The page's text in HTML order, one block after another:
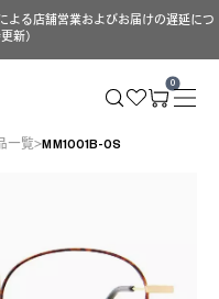
よる店舗営業およびお届けの遅延につ
新）
0
一覧 MM1001B-0S